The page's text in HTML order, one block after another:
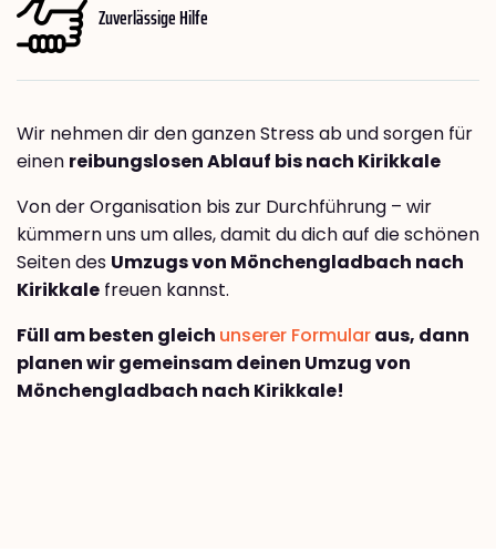
Zuverlässige Hilfe
Wir nehmen dir den ganzen Stress ab und sorgen für
einen reibungslosen Ablauf bis nach Kirikkale
Von der Organisation bis zur Durchführung – wir
kümmern uns um alles, damit du dich auf die schönen
Seiten des Umzugs von Mönchengladbach nach
Kirikkale freuen kannst.
Füll am besten gleich unserer Formularaus, dann
planen wir gemeinsam deinen Umzug von
Mönchengladbach nach Kirikkale!